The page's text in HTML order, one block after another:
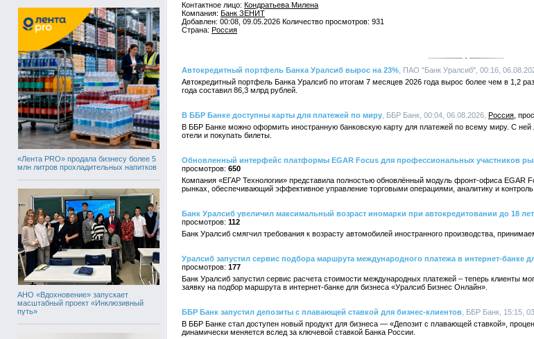
«Лента PRO» продала бизнесу более 5
млн литров прохладительных напитков
АНО «Вдохновение» запускает
масштабный проект «Инклюзивный
путь»
Контактное лицо: Кондратьева Милена
Компания: Банк ЗЕНИТ
Добавлен: 00:08, 09.05.2026 Количество просмотров: 931
Страна: Россия
Автокредитный портфель Банка Уралсиб вырос на 23% , ПАО "Банк Уралсиб", 00:16,
Автокредитный портфель Банка Уралсиб по итогам 7 месяцев 2026 года вырос более чем в 1,2
года составил 86,3 млрд рублей.
В ББР Банке доступны карты для платежей по миру , ББР Банк, 00:04, 06.08.2026, Россия
В ББР Банке можно оформить иностранную банковскую карту для платежей по всему миру. С ней
отели и покупать билеты.
Обновленный интерфейс платформы EGAR Focus для профессиональных участников
650
Компания «ЕГАР Технологии» представила полностью обновлённый модуль фронт-офиса
рынках, обеспечивающий эффективное управление торговыми операциями, аналитику и
Банк Уралсиб увеличил максимальный возраст иномарки при автокредитовании до 18 лет
112
Банк Уралсиб смягчил требования к возрасту автомобилей иностранного производства,
Уралсиб запустил сервис подбора маршрута международного платежа в интернет-банке
177
Банк Уралсиб запустил сервис расчета стоимости международных платежей – теперь клиенты
заявку на подбор маршрута в интернет-банке для бизнеса «Уралсиб Бизнес Онлайн».
ББР Банк запустил депозиты с плавающей ставкой для бизнес-клиентов , ББР Банк, 15:15,
В ББР Банке стал доступен новый продукт для бизнеса — «Депозит с плавающей ставкой»,
динамически меняется вслед за ключевой ставкой Банка России.